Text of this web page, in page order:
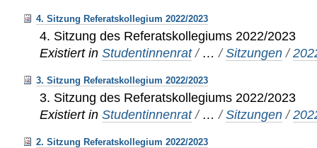
4. Sitzung Referatskollegium 2022/2023
4. Sitzung des Referatskollegiums 2022/2023
Existiert in Studentinnenrat / …/Sitzungen /
3. Sitzung Referatskollegium 2022/2023
3. Sitzung des Referatskollegiums 2022/2023
Existiert in Studentinnenrat / …/Sitzungen /
2. Sitzung Referatskollegium 2022/2023